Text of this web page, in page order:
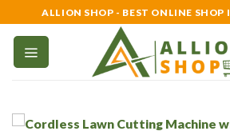
to
content
ALLION SHOP - BEST ONLINE SHOP